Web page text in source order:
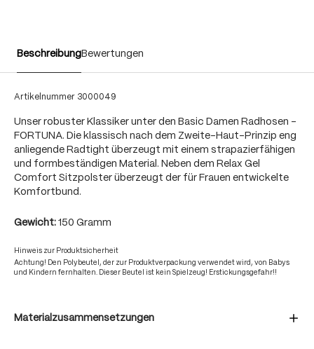
BeschreibungBewertungen
Artikelnummer 3000049
Unser robuster Klassiker unter den Basic Damen Radhosen -
FORTUNA. Die klassisch nach dem Zweite-Haut-Prinzip eng
anliegende Radtight überzeugt mit einem strapazierfähigen
und formbeständigen Material. Neben dem Relax Gel
Comfort Sitzpolster überzeugt der für Frauen entwickelte
Komfortbund.
Gewicht: 150 Gramm
Hinweis zur Produktsicherheit
Achtung! Den Polybeutel, der zur Produktverpackung verwendet wird, von Babys
und Kindern fernhalten. Dieser Beutel ist kein Spielzeug! Erstickungsgefahr!!
Materialzusammensetzungen